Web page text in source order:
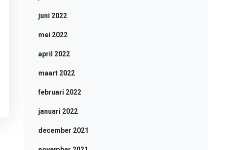
juni 2022
mei 2022
april 2022
maart 2022
februari 2022
januari 2022
december 2021